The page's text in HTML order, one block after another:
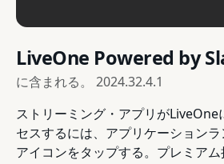
LiveOne Powered by
に含まれる。 2024.32.4.1
ストリーミング・アプリがLiveOne
セスするには、アプリケーション
アイコンをタップする。プレミア